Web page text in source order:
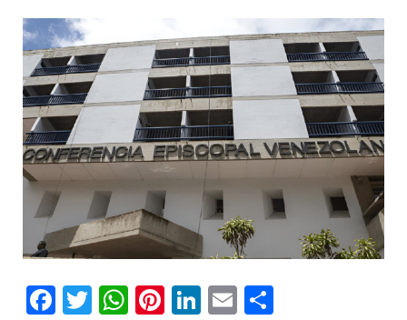
Facebook
Twitter
WhatsApp
Pinterest
LinkedIn
Email